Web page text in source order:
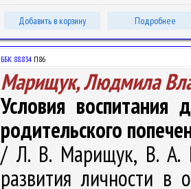
Добавить в корзину Подробнее
ББК 88.834 П86
Марищук, Людмила
Условия воспитания
родительского
/ Л. В. Марищук, В. А.
развития личности в